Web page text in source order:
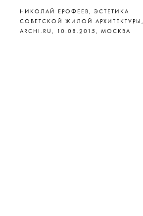
НИКОЛАЙ ЕРОФЕЕВ, ЭСТЕТИКА
СОВЕТСКОЙ ЖИЛОЙ АРХИТЕКТУРЫ,
ARCHI.RU, 10.08.2015, МОСКВА